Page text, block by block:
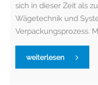
sich in dieser Zeit als
Wägetechnik und
Verpackungsprozess.
weiterlesen